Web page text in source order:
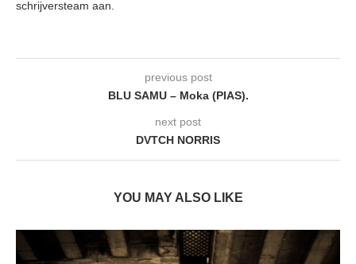
schrijversteam aan.
previous post
BLU SAMU – Moka (PIAS).
next post
DVTCH NORRIS
YOU MAY ALSO LIKE